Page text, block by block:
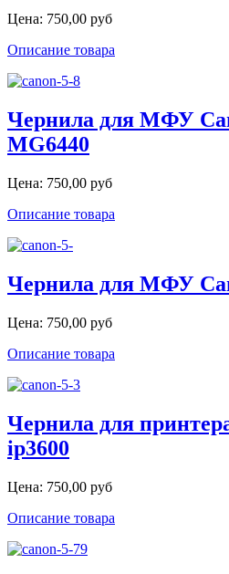
Цена: 750,00 руб
Описание товара
Чернила для МФУ
MG6440
Цена: 750,00 руб
Описание товара
Чернила для МФУ
Цена: 750,00 руб
Описание товара
Чернила для
ip3600
Цена: 750,00 руб
Описание товара